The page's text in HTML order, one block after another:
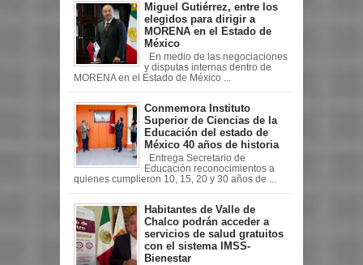
Miguel Gutiérrez, entre los
elegidos para dirigir a
MORENA en el Estado de
México
En medio de las negociaciones
y disputas internas dentro de
MORENA en el Estado de México ...
Conmemora Instituto
Superior de Ciencias de la
Educación del estado de
México 40 años de historia
Entrega Secretario de
Educación reconocimientos a
quienes cumplieron 10, 15, 20 y 30 años de ...
Habitantes de Valle de
Chalco podrán acceder a
servicios de salud gratuitos
con el sistema IMSS-
Bienestar